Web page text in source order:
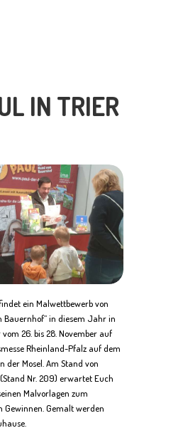
IN TRIER
ein Malwettbewerb von
Bauernhof” in diesem Jahr in
26. bis 28. November auf
Rheinland-Pfalz auf dem
der Mosel. Am Stand von
Nr. 209) erwartet Euch
Malvorlagen zum
Gemalt werden